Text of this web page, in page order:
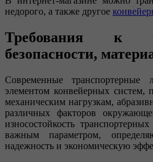
недорого, а также другое
Требования к
безопасности,
Современные транспортерные
элементом конвейерных систем,
механическим нагрузкам,
различных факторов
износостойкость
важным параметром,
надежность и экономическую